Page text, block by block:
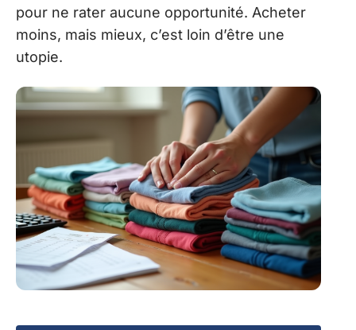
pour ne rater aucune opportunité. Acheter
moins, mais mieux, c’est loin d’être une
utopie.